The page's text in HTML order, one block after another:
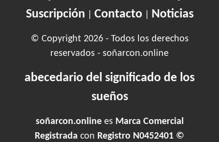
Suscripción Contacto| Noticias
© Copyright 2026 - Todos los derechos
reservados - soñarcon.online
abecedario del significado de los
sueños
soñarcon.onlinees Marca Comercial
Registrada con Registro N0452401 ©